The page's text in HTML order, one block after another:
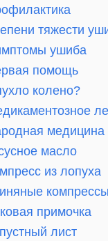
тяжести
ушиба
помощь
колено?
медицина
масло
из лопуха
компрессы
примочка
лист